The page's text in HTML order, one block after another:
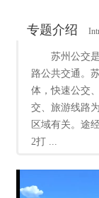
专题介绍
苏州公交
路公共交通。
体，快速公交
交、旅游线路
区域有关。途
2打 ...